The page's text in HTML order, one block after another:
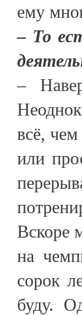
ему
– То
–
всё,
или
Вскоре
на
сорок
буду.